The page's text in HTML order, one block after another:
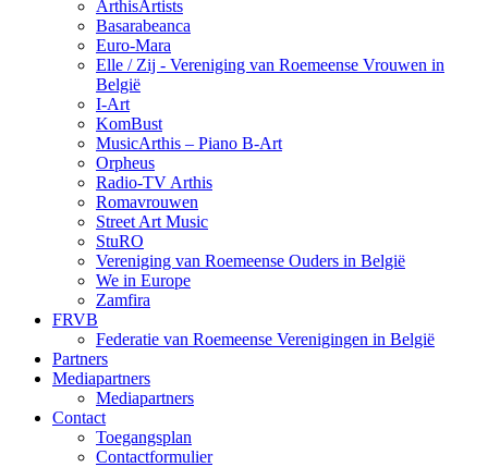
ArthisArtists
Basarabeanca
Euro-Mara
Elle / Zij - Vereniging van Roemeense Vrouwen in
België
I-Art
KomBust
MusicArthis – Piano B-Art
Orpheus
Radio-TV Arthis
Romavrouwen
Street Art Music
StuRO
Vereniging van Roemeense Ouders in België
We in Europe
Zamfira
FRVB
Federatie van Roemeense Verenigingen in België
Partners
Mediapartners
Mediapartners
Contact
Toegangsplan
Contactformulier